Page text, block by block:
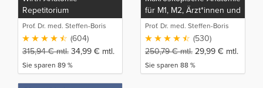
Repetitorium
Prof. Dr. med. Steffen-Boris
Wirth (1)
(604)
315,94€mtl. 34,99 € mtl.
Sie sparen 89 %
für M1, M2, Ärzt*innen und
medizinische
Auszubildende
Prof. Dr. med. Steffen-Boris
Wirth (1)
(530)
250,79€mtl. 29,99 € mtl.
Sie sparen 88 %